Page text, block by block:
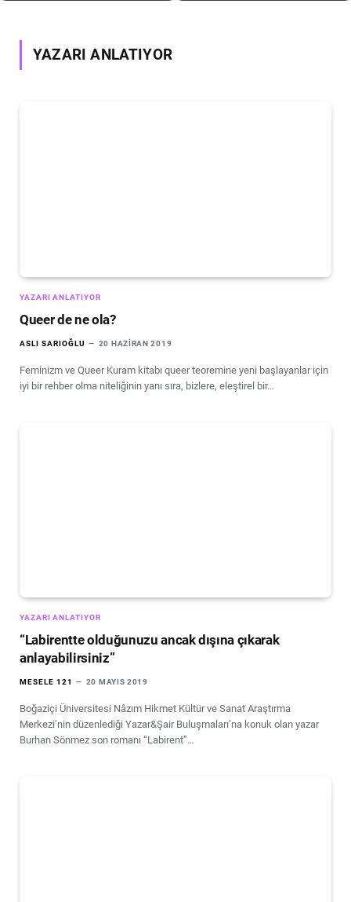
YAZARI ANLATIYOR
YAZARI ANLATIYOR
Queer de ne ola?
ASLI SARIOĞLU 20 HAZIRAN 2019
Feminizm ve Queer Kuram kitabı queer teoremine yeni başlayanlar için
iyi bir rehber olma niteliğinin yanı sıra, bizlere, eleştirel bir…
YAZARI ANLATIYOR
“Labirentte olduğunuzu ancak dışına çıkarak
anlayabilirsiniz”
MESELE 121 20 MAYIS 2019
Boğaziçi Üniversitesi Nâzım Hikmet Kültür ve Sanat Araştırma
Merkezi’nin düzenlediği Yazar&Şair Buluşmaları’na konuk olan yazar
Burhan Sönmez son romanı “Labirent”…